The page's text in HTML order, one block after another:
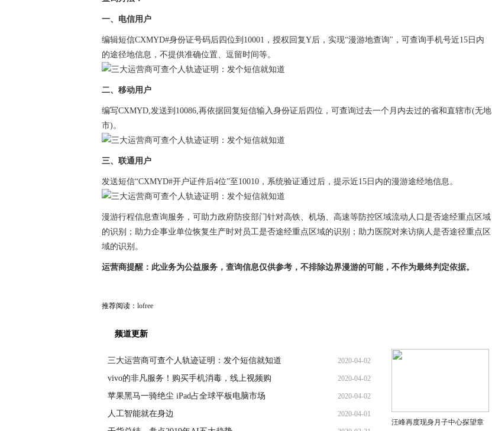
一、电信用户
编辑短信CXMYD#身份证号码后四位到10001，授权回复Y后，实现“漫游地查询"，可查询手机号近15日内
的途径地信息，不提供准确位置、逗留时间等。
二、移动用户
编写CXMYD,发送到10086,再依据回复短信输入身份证后四位，可查询过去一个月内去过的省和直辖市(无地
市)。
三、联通用户
发送短信“CXMYD#开户证件后4位”至10010，系统验证通过后，提示近15日内的漫游途经地信息。
漫游行程信息查询服务，可助力政府防疫部门针对高铁、机场、高速等防控区域流动人口是否途经重点区域
的识别；助力企事业单位恢复生产时对员工是否途经重点区域的识别；助力医院对来访病人是否途径重点区
域的识别。
运营商提醒：此业务为公益服务，查询信息仅供参考，不排除边界漫游的可能，不作为最终判定依据。
推荐阅读： lofree
频道更新
三大运营商可查个人轨迹证明：发个短信就知道 2020-04-02
vivo的非凡服务！购买手机消毒，线上视频购 2020-04-02
苹果黑马一骑绝尘 iPad占全球平板电脑市场 2020-04-02
人工智能就在身边 2020-04-01
汪峰再度现身月子中心探望章